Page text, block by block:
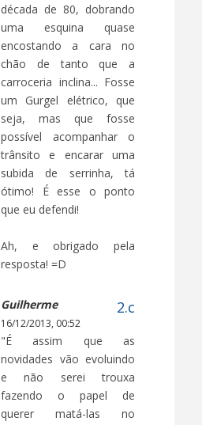
década de 80, dobrando
uma esquina quase
encostando a cara no
chão de tanto que a
carroceria inclina... Fosse
um Gurgel elétrico, que
seja, mas que fosse
possível acompanhar o
trânsito e encarar uma
subida de serrinha, tá
ótimo! É esse o ponto
que eu defendi!
Ah, e obrigado pela
resposta! =D
Guilherme
16/12/2013, 00:52
"É assim que as
novidades vão evoluindo
e não serei trouxa
fazendo o papel de
querer matá-las no